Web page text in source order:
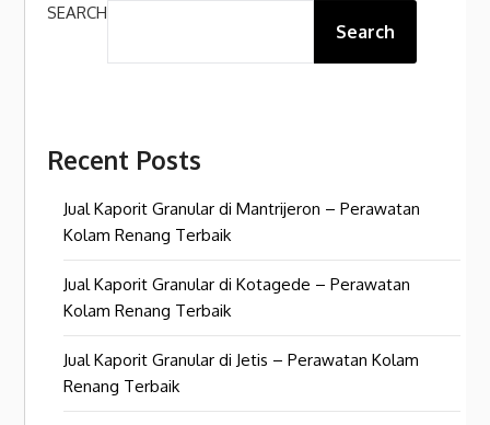
SEARCH
Search
Recent Posts
Jual Kaporit Granular di Mantrijeron – Perawatan
Kolam Renang Terbaik
Jual Kaporit Granular di Kotagede – Perawatan
Kolam Renang Terbaik
Jual Kaporit Granular di Jetis – Perawatan Kolam
Renang Terbaik